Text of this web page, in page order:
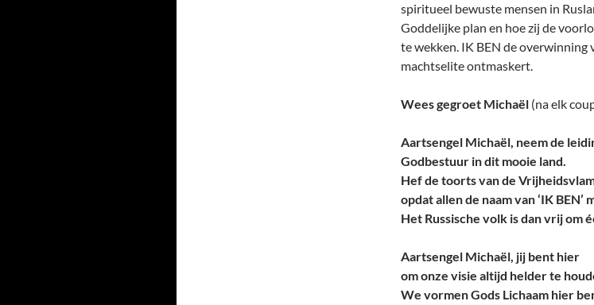
spiritueel bewuste mensen in
Goddelijke plan en hoe zij de
te wekken. IK BEN de overwinning
machtselite ontmaskert.
Wees gegroet Michaël (na elk
Aartsengel Michaël, neem de
Godbestuur in dit mooie land.
Hef de toorts van de
opdat allen de naam van ‘IK BEN’
Het Russische volk is dan vrij om
Aartsengel Michaël, jij bent hier
om onze visie altijd helder te
We vormen Gods Lichaam hier